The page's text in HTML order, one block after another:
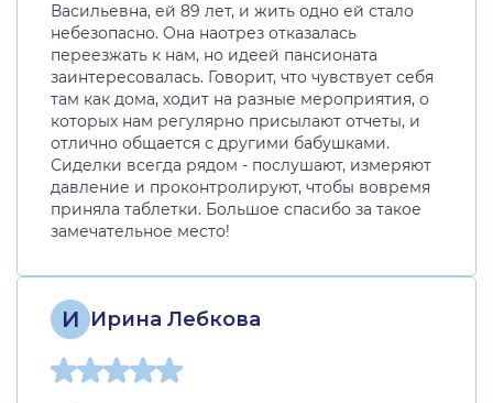
Васильевна, ей 89 лет, и жить одно ей стало
небезопасно. Она наотрез отказалась
переезжать к нам, но идеей пансионата
заинтересовалась. Говорит, что чувствует себя
там как дома, ходит на разные мероприятия, о
которых нам регулярно присылают отчеты, и
отлично общается с другими бабушками.
Сиделки всегда рядом - послушают, измеряют
давление и проконтролируют, чтобы вовремя
приняла таблетки. Большое спасибо за такое
замечательное место!
И Ирина Лебкова